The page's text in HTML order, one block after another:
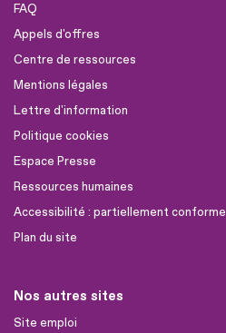
FAQ
Appels d'offres
Centre de ressources
Mentions légales
Lettre d'information
Politique cookies
Espace Presse
Ressources humaines
Accessibilité : partiellement conforme
Plan du site
Nos autres sites
Site emploi